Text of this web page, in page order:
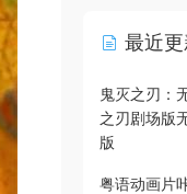
最近
鬼灭之刃：
之刃剧场版
版
粤语动画片